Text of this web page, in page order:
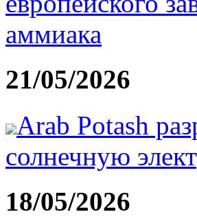
аммиака
21/05/2026
Arab Potash
солнечную
18/05/2026